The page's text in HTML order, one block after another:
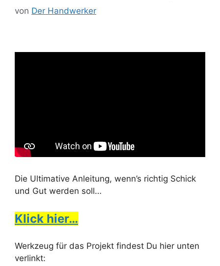
von Der Handwerker
Die Ultimative Anleitung, wenn’s richtig Schick
und Gut werden soll…
Klick hier…
Werkzeug für das Projekt findest Du hier unten
verlinkt: